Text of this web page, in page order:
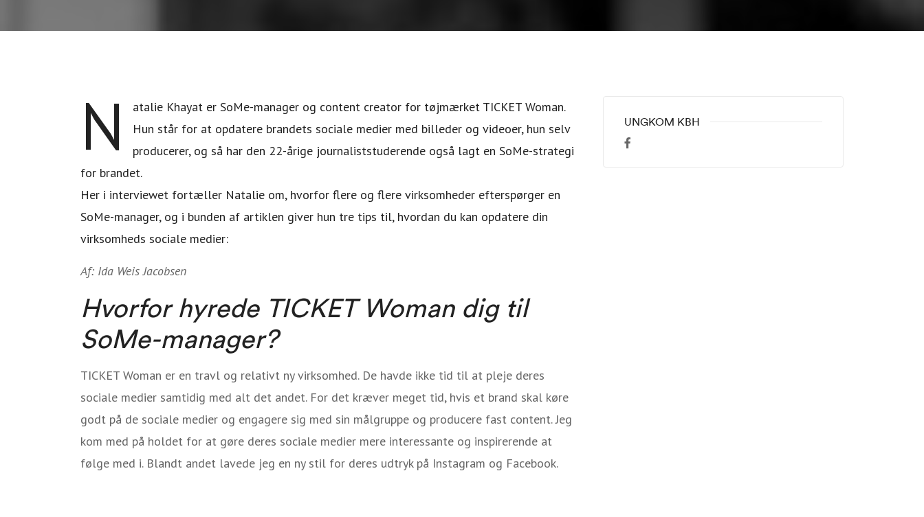
N
atalie Khayat er SoMe-manager og content creator for tøjmærket TICKET Woman.
Hun står for at opdatere brandets sociale medier med billeder og videoer, hun selv
producerer, og så har den 22-årige journaliststuderende også lagt en SoMe-strategi
for brandet.
Her i interviewet fortæller Natalie om, hvorfor flere og flere virksomheder efterspørger en
SoMe-manager, og i bunden af artiklen giver hun tre tips til, hvordan du kan opdatere din
virksomheds sociale medier:
Af: Ida Weis Jacobsen
Hvorfor hyrede TICKET Woman dig til
SoMe-manager?
TICKET Woman er en travl og relativt ny virksomhed. De havde ikke tid til at pleje deres
sociale medier samtidig med alt det andet. For det kræver meget tid, hvis et brand skal køre
godt på de sociale medier og engagere sig med sin målgruppe og producere fast content. Jeg
kom med på holdet for at gøre deres sociale medier mere interessante og inspirerende at
følge med i. Blandt andet lavede jeg en ny stil for deres udtryk på Instagram og Facebook.
UNGKOM KBH